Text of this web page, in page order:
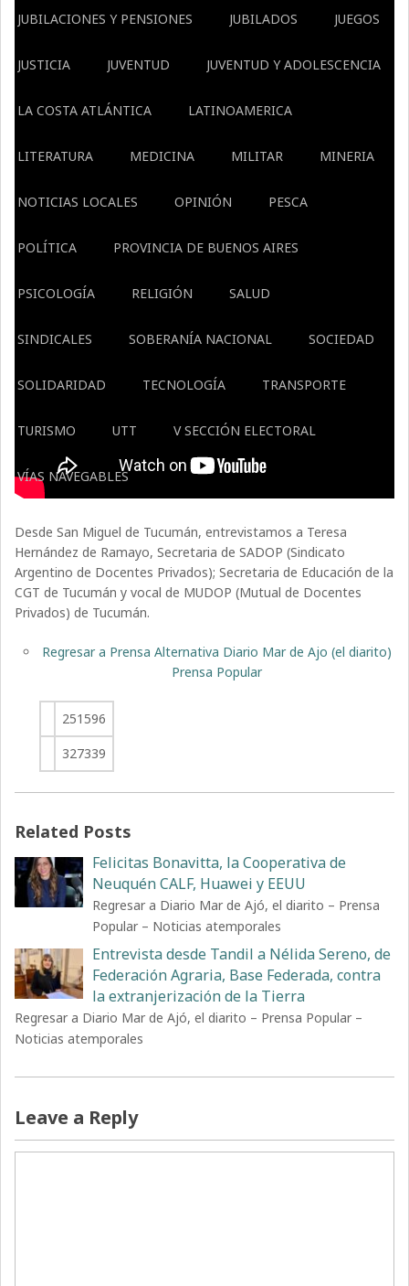
JUBILACIONES Y PENSIONES JUBILADOS JUEGOS
JUSTICIA JUVENTUD JUVENTUD Y ADOLESCENCIA
LA COSTA ATLÁNTICA LATINOAMERICA
LITERATURA MEDICINA MILITAR MINERIA
NOTICIAS LOCALES OPINIÓN PESCA
POLÍTICA PROVINCIA DE BUENOS AIRES
PSICOLOGÍA RELIGIÓN SALUD
SINDICALES SOBERANÍA NACIONAL SOCIEDAD
SOLIDARIDAD TECNOLOGÍA TRANSPORTE
TURISMO UTT V SECCIÓN ELECTORAL
VÍAS NAVEGABLES
Desde San Miguel de Tucumán, entrevistamos a Teresa
Hernández de Ramayo, Secretaria de SADOP (Sindicato
Argentino de Docentes Privados); Secretaria de Educación de la
CGT de Tucumán y vocal de MUDOP (Mutual de Docentes
Privados) de Tucumán.
Regresar a Prensa Alternativa Diario Mar de Ajo (el diarito)
Prensa Popular
251596
327339
Related Posts
Felicitas Bonavitta, la Cooperativa de
Neuquén CALF, Huawei y EEUU
Regresar a Diario Mar de Ajó, el diarito – Prensa
Popular – Noticias atemporales
Entrevista desde Tandil a Nélida Sereno, de
Federación Agraria, Base Federada, contra
la extranjerización de la Tierra
Regresar a Diario Mar de Ajó, el diarito – Prensa Popular –
Noticias atemporales
Leave a Reply